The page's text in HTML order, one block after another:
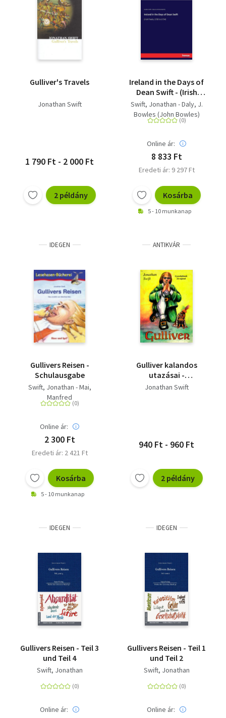
Gulliver's Travels
Jonathan Swift
1 790 Ft - 2 000 Ft
2 példány
Ireland in the Days of
Dean Swift - (Irish
Tracts, 1720 to 1734)
Swift, Jonathan - Daly, J.
Bowles (John Bowles)
Online ár:
8 833 Ft
Eredeti ár: 9 297 Ft
Kosárba
5 - 10 munkanap
IDEGEN
Gullivers Reisen -
Schulausgabe
Swift, Jonathan - Mai,
Manfred
Online ár:
2 300 Ft
Eredeti ár: 2 421 Ft
Kosárba
5 - 10 munkanap
ANTIKVÁR
Gulliver kalandos
utazásai -
Gyerekeknek 24 rajzzal
Jonathan Swift
940 Ft - 960 Ft
2 példány
IDEGEN
Gullivers Reisen - Teil 3
und Teil 4
Swift, Jonathan
Online ár:
IDEGEN
Gullivers Reisen - Teil 1
und Teil 2
Swift, Jonathan
Online ár: